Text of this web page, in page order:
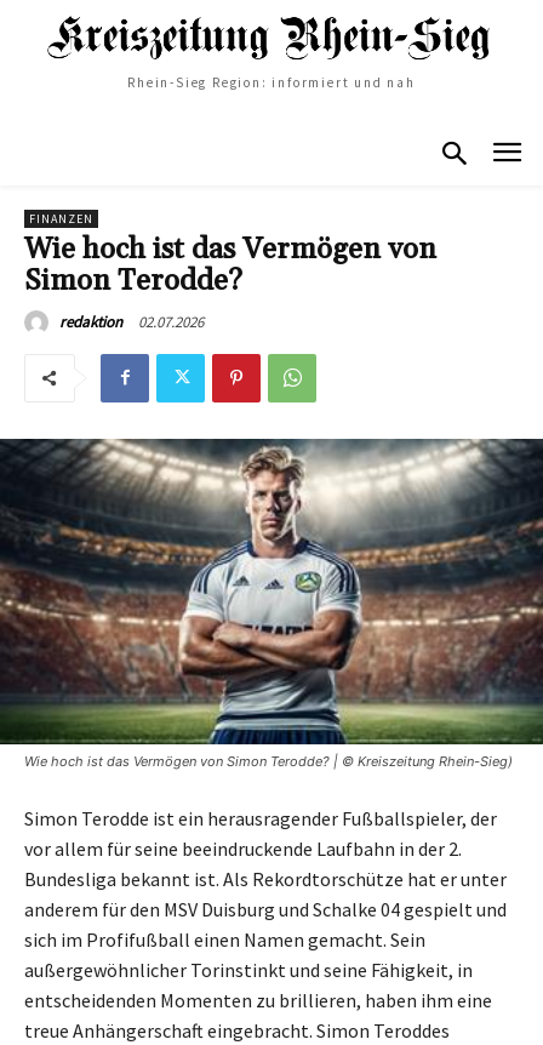
Rhein-Sieg Region: informiert und nah
FINANZEN
Wie hoch ist das Vermögen von
Simon Terodde?
redaktion 02.07.2026
Wie hoch ist das Vermögen von Simon Terodde? | © Kreiszeitung Rhein-Sieg)
Simon Terodde ist ein herausragender Fußballspieler, der
vor allem für seine beeindruckende Laufbahn in der 2.
Bundesliga bekannt ist. Als Rekordtorschütze hat er unter
anderem für den MSV Duisburg und Schalke 04 gespielt und
sich im Profifußball einen Namen gemacht. Sein
außergewöhnlicher Torinstinkt und seine Fähigkeit, in
entscheidenden Momenten zu brillieren, haben ihm eine
treue Anhängerschaft eingebracht. Simon Teroddes